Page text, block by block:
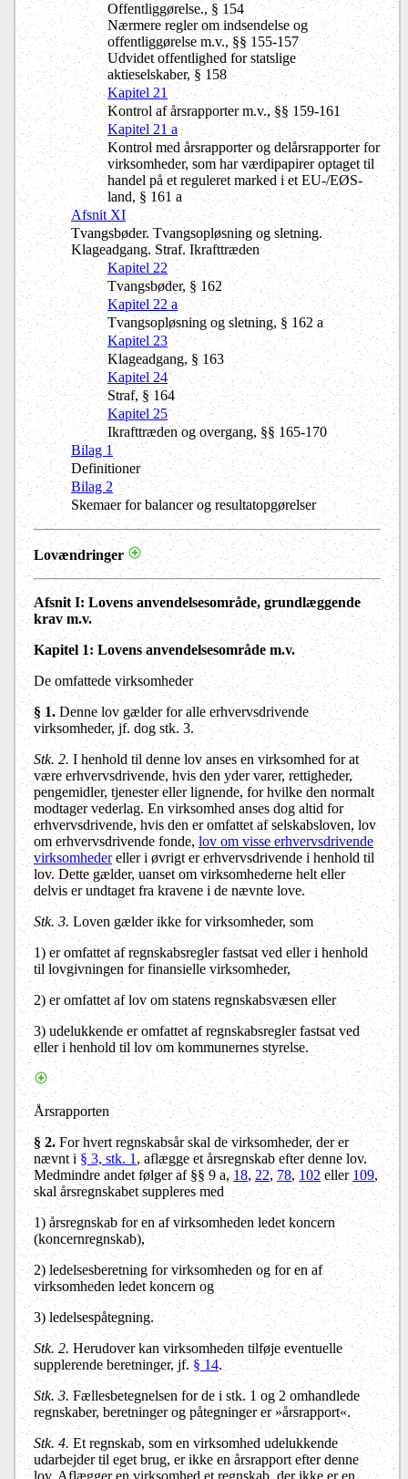
Offentliggørelse., § 154
Nærmere regler om indsendelse og
offentliggørelse m.v., §§ 155-157
Udvidet offentlighed for statslige
aktieselskaber, § 158
Kapitel 21
Kontrol af årsrapporter m.v., §§ 159-161
Kapitel 21 a
Kontrol med årsrapporter og delårsrapporter for
virksomheder, som har værdipapirer optaget til
handel på et reguleret marked i et EU-/EØS-
land, § 161 a
Afsnit XI
Tvangsbøder. Tvangsopløsning og sletning.
Klageadgang. Straf. Ikrafttræden
Kapitel 22
Tvangsbøder, § 162
Kapitel 22 a
Tvangsopløsning og sletning, § 162 a
Kapitel 23
Klageadgang, § 163
Kapitel 24
Straf, § 164
Kapitel 25
Ikrafttræden og overgang, §§ 165-170
Bilag 1
Definitioner
Bilag 2
Skemaer for balancer og resultatopgørelser
Lovændringer
Afsnit I: Lovens anvendelsesområde, grundlæggende
krav m.v.
Kapitel 1: Lovens anvendelsesområde m.v.
De omfattede virksomheder
§ 1. Denne lov gælder for alle erhvervsdrivende
virksomheder, jf. dog stk. 3.
Stk. 2. I henhold til denne lov anses en virksomhed for at
være erhvervsdrivende, hvis den yder varer, rettigheder,
pengemidler, tjenester eller lignende, for hvilke den normalt
modtager vederlag. En virksomhed anses dog altid for
erhvervsdrivende, hvis den er omfattet af selskabsloven, lov
om erhvervsdrivende fonde,lov om visse erhvervsdrivende
virksomhedereller i øvrigt er erhvervsdrivende i henhold til
lov. Dette gælder, uanset om virksomhederne helt eller
delvis er undtaget fra kravene i de nævnte love.
Stk. 3. Loven gælder ikke for virksomheder, som
1) er omfattet af regnskabsregler fastsat ved eller i henhold
til lovgivningen for finansielle virksomheder,
2) er omfattet af lov om statens regnskabsvæsen eller
3) udelukkende er omfattet af regnskabsregler fastsat ved
eller i henhold til lov om kommunernes styrelse.
Årsrapporten
§ 2. For hvert regnskabsår skal de virksomheder, der er
nævnt i § 3, stk. 1 , aflægge et årsregnskab efter denne lov.
Medmindre andet følger af §§ 9 a, 18, 22,78,102eller 109,
skal årsregnskabet suppleres med
1) årsregnskab for en af virksomheden ledet koncern
(koncernregnskab),
2) ledelsesberetning for virksomheden og for en af
virksomheden ledet koncern og
3) ledelsespåtegning.
Stk. 2. Herudover kan virksomheden tilføje eventuelle
supplerende beretninger, jf. § 14.
Stk. 3. Fællesbetegnelsen for de i stk. 1 og 2 omhandlede
regnskaber, beretninger og påtegninger er »årsrapport«.
Stk. 4. Et regnskab, som en virksomhed udelukkende
udarbejder til eget brug, er ikke en årsrapport efter denne
lov. Aflægger en virksomhed et regnskab, der ikke er en